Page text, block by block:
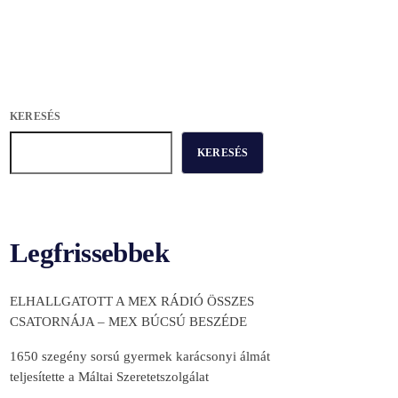
KERESÉS
KERESÉS
Legfrissebbek
ELHALLGATOTT A MEX RÁDIÓ ÖSSZES
CSATORNÁJA – MEX BÚCSÚ BESZÉDE
1650 szegény sorsú gyermek karácsonyi álmát
teljesítette a Máltai Szeretetszolgálat